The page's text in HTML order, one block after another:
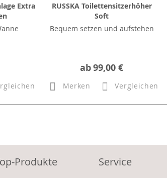
Extra
RUSSKA Toilettensitzerhöher
Soft
Bequem setzen und aufstehen
ab99,00 €
Merken Vergleichen
Produkte Service